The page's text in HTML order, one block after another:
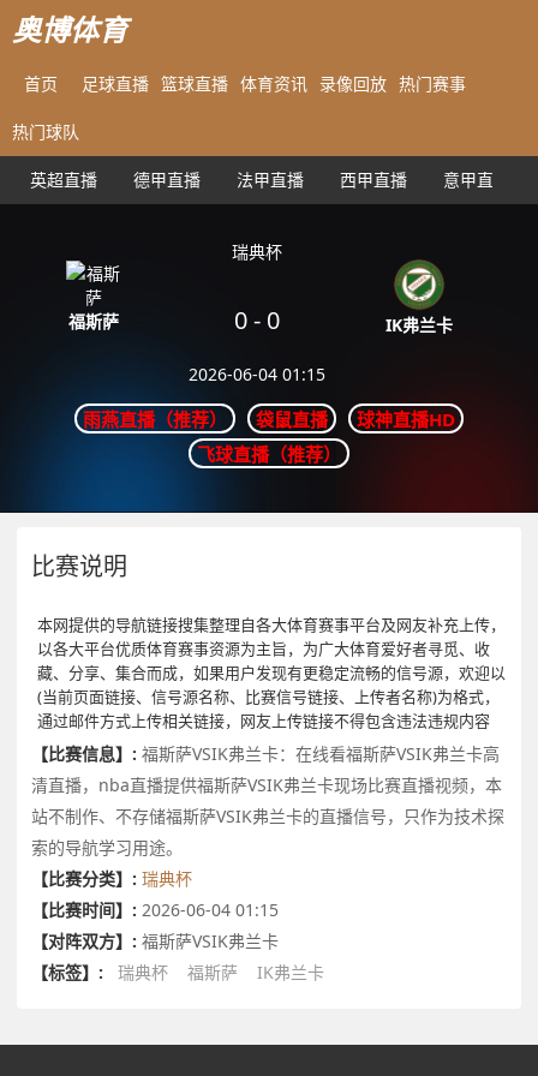
奥博体育
首页 足球直播 篮球直播 体育资讯 录像回放 热门赛事
热门球队
英超直播 德甲直播 法甲直播 西甲直播 意甲直播
福斯萨
瑞典杯
0- 0
2026-06-04 01:15
IK弗兰卡
雨燕直播（推荐） 袋鼠直播
球神直播HD
飞球直播（推荐）
比赛说明
本网提供的导航链接搜集整理自各大体育赛事平台及网友补充上传，
以各大平台优质体育赛事资源为主旨，为广大体育爱好者寻觅、收
藏、分享、集合而成，如果用户发现有更稳定流畅的信号源，欢迎以
(当前页面链接、信号源名称、比赛信号链接、上传者名称)为格式，
通过邮件方式上传相关链接，网友上传链接不得包含违法违规内容
【比赛信息】: 福斯萨VSIK弗兰卡：在线看福斯萨VSIK弗兰卡高
清直播，nba直播提供福斯萨VSIK弗兰卡现场比赛直播视频，本
站不制作、不存储福斯萨VSIK弗兰卡的直播信号，只作为技术探
索的导航学习用途。
【比赛分类】: 瑞典杯
【比赛时间】: 2026-06-04 01:15
【对阵双方】: 福斯萨VSIK弗兰卡
【标签】:
瑞典杯 福斯萨 IK弗兰卡